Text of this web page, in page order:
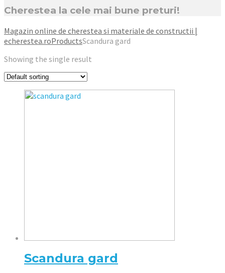
Cherestea la cele mai bune preturi!
Magazin online de cherestea si materiale de constructii |
echerestea.roProductsScandura gard
Showing the single result
Scandura gard